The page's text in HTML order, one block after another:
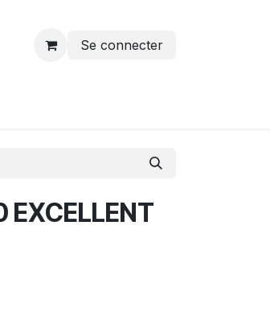
Se connecter
EXCELLENT